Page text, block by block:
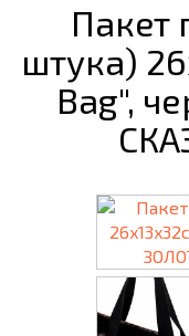
Пакет
штука)
Bag",